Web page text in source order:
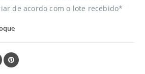
de acordo com o lote recebido*